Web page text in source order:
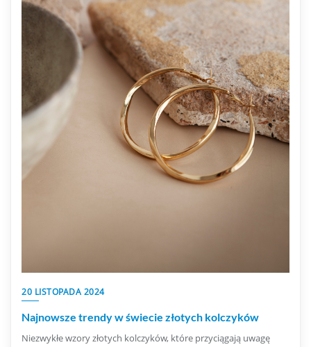
20 LISTOPADA 2024
Najnowsze trendy w świecie złotych kolczyków
Niezwykłe wzory złotych kolczyków, które przyciągają uwagę